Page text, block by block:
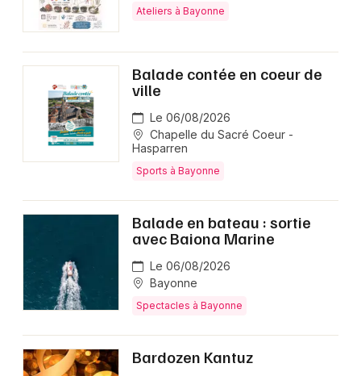
Ateliers à Bayonne
Balade contée en coeur de
ville
Le 06/08/2026
Chapelle du Sacré Coeur -
Hasparren
Sports à Bayonne
Balade en bateau : sortie
avec Baiona Marine
Le 06/08/2026
Bayonne
Spectacles à Bayonne
Bardozen Kantuz